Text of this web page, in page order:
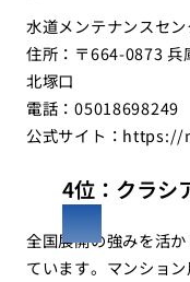
水道メンテナンスセ
住所：〒664-0873 兵
北塚口
電話：05018698249
公式サイト： https://
4位：クラシ
全国展開の強みを活
ています。マンショ